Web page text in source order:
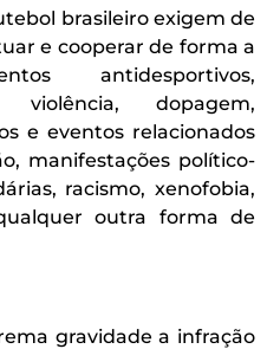
brasileiro exigem de
e cooperar de forma a
antidesportivos,
dopagem,
e eventos relacionados
manifestações político-
racismo, xenofobia,
outra forma de
gravidade a infração